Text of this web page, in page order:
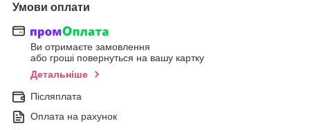
Умови оплати
Ви отримаєте замовлення
або гроші повернуться на вашу картку
Детальніше
Післяплата
Оплата на рахунок